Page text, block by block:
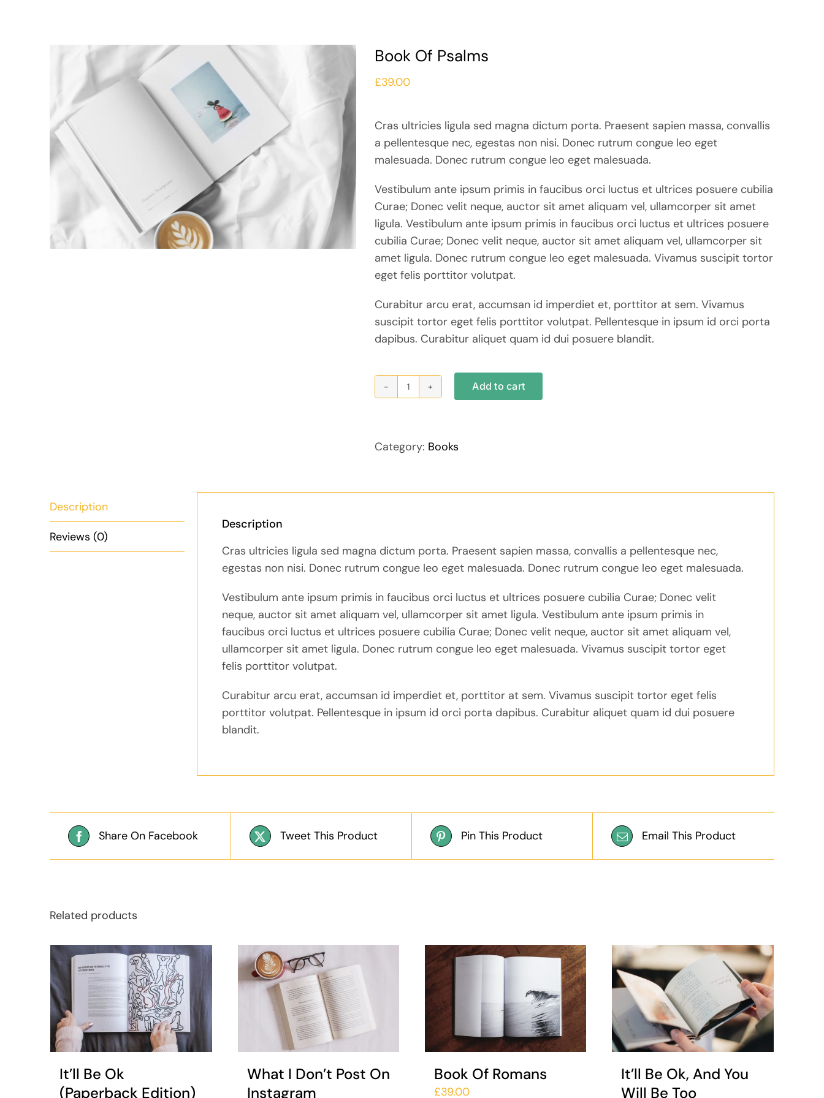
Book Of Psalms
£39.00
Cras ultricies ligula sed magna dictum porta. Praesent sapien massa, convallis
a pellentesque nec, egestas non nisi. Donec rutrum congue leo eget
malesuada. Donec rutrum congue leo eget malesuada.
Vestibulum ante ipsum primis in faucibus orci luctus et ultrices posuere cubilia
Curae; Donec velit neque, auctor sit amet aliquam vel, ullamcorper sit amet
ligula. Vestibulum ante ipsum primis in faucibus orci luctus et ultrices posuere
cubilia Curae; Donec velit neque, auctor sit amet aliquam vel, ullamcorper sit
amet ligula. Donec rutrum congue leo eget malesuada. Vivamus suscipit tortor
eget felis porttitor volutpat.
Curabitur arcu erat, accumsan id imperdiet et, porttitor at sem. Vivamus
suscipit tortor eget felis porttitor volutpat. Pellentesque in ipsum id orci porta
dapibus. Curabitur aliquet quam id dui posuere blandit.
Book
quantity
Add to cart
Category: Books
Description
Reviews (0)
Description
Cras ultricies ligula sed magna dictum porta. Praesent sapien massa, convallis a pellentesque nec,
egestas non nisi. Donec rutrum congue leo eget malesuada. Donec rutrum congue leo eget malesuada.
Vestibulum ante ipsum primis in faucibus orci luctus et ultrices posuere cubilia Curae; Donec velit
neque, auctor sit amet aliquam vel, ullamcorper sit amet ligula. Vestibulum ante ipsum primis in
faucibus orci luctus et ultrices posuere cubilia Curae; Donec velit neque, auctor sit amet aliquam vel,
ullamcorper sit amet ligula. Donec rutrum congue leo eget malesuada. Vivamus suscipit tortor eget
felis porttitor volutpat.
Curabitur arcu erat, accumsan id imperdiet et, porttitor at sem. Vivamus suscipit tortor eget felis
porttitor volutpat. Pellentesque in ipsum id orci porta dapibus. Curabitur aliquet quam id dui posuere
blandit.
Share On Facebook Tweet This Product Pin This Product Email This Product
Related products
It’ll Be Ok
(Paperback Edition)
What I Don’t Post On
Instagram
Book Of Romans
£39.00
It’ll Be Ok, And You
Will Be Too